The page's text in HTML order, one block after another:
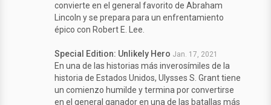
convierte en el general favorito de Abraham
Lincoln y se prepara para un enfrentamiento
épico con Robert E. Lee.
Special Edition: Unlikely Hero Jan. 17, 2021
En una de las historias más inverosímiles de la
historia de Estados Unidos, Ulysses S. Grant tiene
un comienzo humilde y termina por convertirse
en el general ganador en una de las batallas más